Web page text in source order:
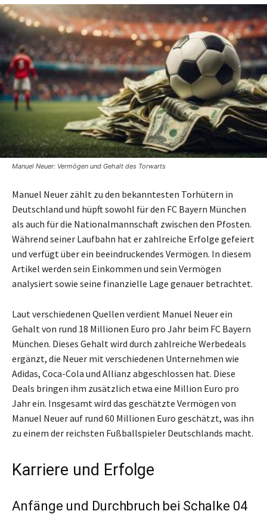
Manuel Neuer: Vermögen und Gehalt des Torwarts
Manuel Neuer zählt zu den bekanntesten Torhütern in
Deutschland und hüpft sowohl für den FC Bayern München
als auch für die Nationalmannschaft zwischen den Pfosten.
Während seiner Laufbahn hat er zahlreiche Erfolge gefeiert
und verfügt über ein beeindruckendes Vermögen. In diesem
Artikel werden sein Einkommen und sein Vermögen
analysiert sowie seine finanzielle Lage genauer betrachtet.
Laut verschiedenen Quellen verdient Manuel Neuer ein
Gehalt von rund 18 Millionen Euro pro Jahr beim FC Bayern
München. Dieses Gehalt wird durch zahlreiche Werbedeals
ergänzt, die Neuer mit verschiedenen Unternehmen wie
Adidas, Coca-Cola und Allianz abgeschlossen hat. Diese
Deals bringen ihm zusätzlich etwa eine Million Euro pro
Jahr ein. Insgesamt wird das geschätzte Vermögen von
Manuel Neuer auf rund 60 Millionen Euro geschätzt, was ihn
zu einem der reichsten Fußballspieler Deutschlands macht.
Karriere und Erfolge
Anfänge und Durchbruch bei Schalke 04